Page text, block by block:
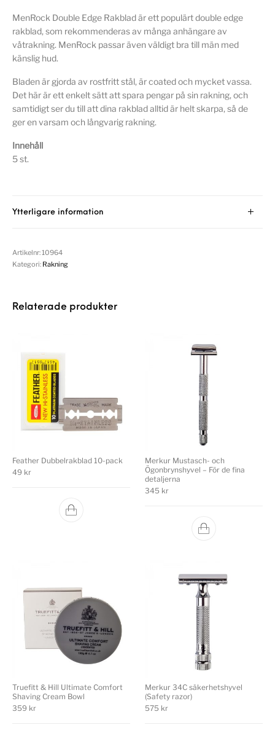
MenRock Double Edge Rakblad är ett populärt double edge
rakblad, som rekommenderas av många anhängare av
våtrakning. MenRock passar även väldigt bra till män med
känslig hud.
Bladen är gjorda av rostfritt stål, är coated och mycket vassa.
Det här är ett enkelt sätt att spara pengar på sin rakning, och
samtidigt ser du till att dina rakblad alltid är helt skarpa, så de
ger en varsam och långvarig rakning.
Innehåll
5 st.
Ytterligare information
Artikelnr:10964
Kategori: Rakning
Relaterade produkter
Feather Dubbelrakblad 10-pack
49 kr
Merkur Mustasch- och
Ögonbrynshyvel – För de fina
detaljerna
345 kr
Truefitt & Hill Ultimate Comfort
Shaving Cream Bowl
359 kr
Merkur 34C säkerhetshyvel
(Safety razor)
575 kr